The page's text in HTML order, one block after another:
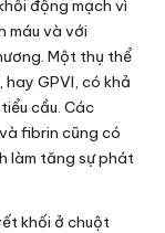
động mạch vì
máu và với
Một thụ thể
GPVI, có khả
cầu. Các
fibrin cũng có
làm tăng sự phát
khối ở chuột